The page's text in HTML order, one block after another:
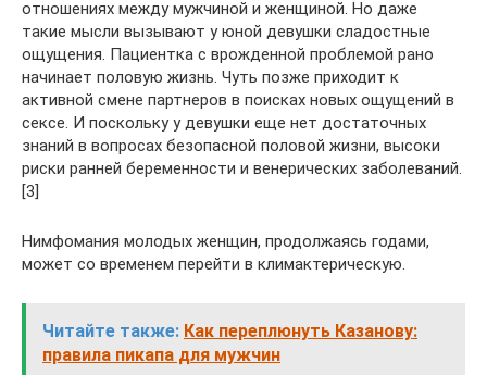
отношениях между мужчиной и женщиной. Но даже
такие мысли вызывают у юной девушки сладостные
ощущения. Пациентка с врожденной проблемой рано
начинает половую жизнь. Чуть позже приходит к
активной смене партнеров в поисках новых ощущений в
сексе. И поскольку у девушки еще нет достаточных
знаний в вопросах безопасной половой жизни, высоки
риски ранней беременности и венерических заболеваний.
[3]
Нимфомания молодых женщин, продолжаясь годами,
может со временем перейти в климактерическую.
Читайте также: Как переплюнуть Казанову:
правила пикапа для мужчин